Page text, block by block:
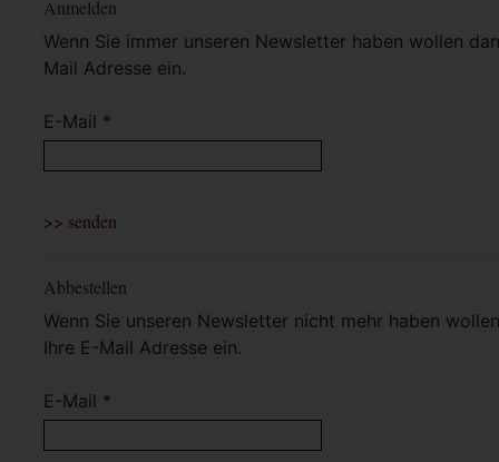
Anmelden
Wenn Sie immer unseren Newsletter haben wollen
Mail Adresse ein.
E-Mail *
Abbestellen
Wenn Sie unseren Newsletter nicht mehr haben
Ihre E-Mail Adresse ein.
E-Mail *